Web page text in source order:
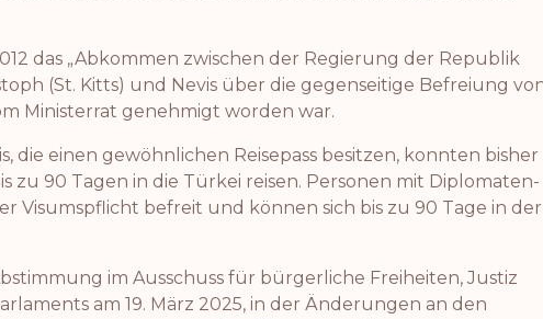
das „Abkommen zwischen der Regierung der Republik
(St. Kitts) und Nevis über die gegenseitige Befreiung
Ministerrat genehmigt worden war.
die einen gewöhnlichen Reisepass besitzen, konnten bisher
zu 90 Tagen in die Türkei reisen. Personen mit Diplomaten-
Visumspflicht befreit und können sich bis zu 90 Tage in der
im Ausschuss für bürgerliche Freiheiten, Justiz
am 19. März 2025, in der Änderungen an den